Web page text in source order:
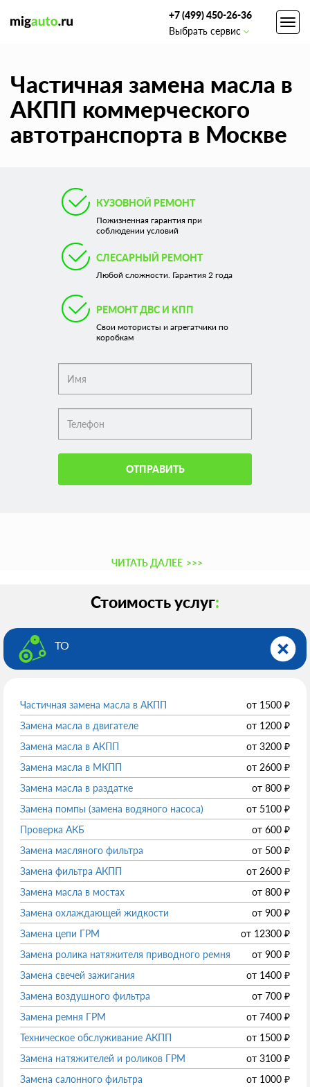
+7 (499) 450-26-36
Выбрать сервис
Частичная замена масла в
АКПП коммерческого
автотранспорта в Москве
КУЗОВНОЙ РЕМОНТ
Пожизненная гарантия при
соблюдении условий
СЛЕСАРНЫЙ РЕМОНТ
Любой сложности. Гарантия 2 года
РЕМОНТ ДВС И КПП
Свои мотористы и агрегатчики по
коробкам
ОТПРАВИТЬ
ЧИТАТЬ ДАЛЕЕ >>>
Стоимость услуг:
ТО
Частичная замена масла в АКПП от 1500 ₽
Замена масла в двигателе
от 1200 ₽
Замена масла в АКПП
от 3200 ₽
Замена масла в МКПП
от 2600 ₽
Замена масла в раздатке
от 800 ₽
Замена помпы (замена водяного насоса)
от 5100 ₽
Проверка АКБ
от 600 ₽
Замена масляного фильтра
от 500 ₽
Замена фильтра АКПП
от 2600 ₽
Замена масла в мостах
от 800 ₽
Замена охлаждающей жидкости
от 900 ₽
Замена цепи ГРМ
от 12300 ₽
Замена ролика натяжителя приводного ремня
от 900 ₽
Замена свечей зажигания
от 1400 ₽
Замена воздушного фильтра
от 700 ₽
Замена ремня ГРМ
от 7400 ₽
Техническое обслуживание АКПП
от 1500 ₽
Замена натяжителей и роликов ГРМ
от 3100 ₽
Замена салонного фильтра
от 1000 ₽